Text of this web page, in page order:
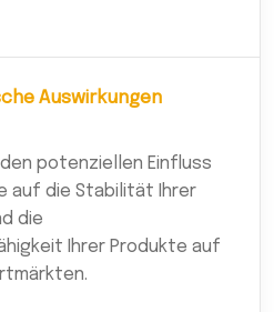
Auswirkungen
potenziellen Einfluss
auf die Stabilität Ihrer
die
Ihrer Produkte auf